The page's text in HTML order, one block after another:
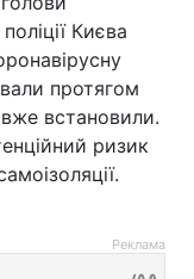
Києва
протягом
вже встановили.
ризик
Реклама